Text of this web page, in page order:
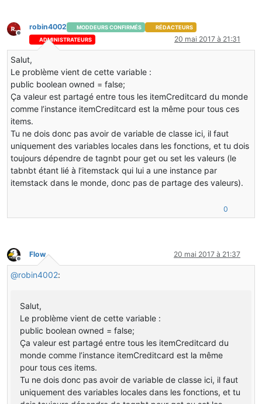
import net.minecraft.util.SoundCategory;
import net.minecraft.util.math.BlockPos;
import net.minecraft.util.math.RayTraceResult;
import net.minecraft.util.text.Style;
import
net.minecraft.util.text.TextComponentString;
net.minecraft.world.World;
import
import net.minecraftforge.event.world.BlockEvent;
import net.minecraftforge.fml.relauncher.SideOnly;
public class itemCreditcard extends
public itemCreditcard()
this.setCreativeTab(CreativeTabs.MATERIALS);
}
@Override
public ActionResult
{
if (player.isSneaking()) //If player is sneaking.
{
if (!world.isRemote)
ItemStack card = player.getHeldItem(hand); //Creating
Hors-ligne
robin4002 MODDEURS CONFIRMÉS
RÉDACTEURS
ADMINISTRATEURS
20 mai 2017 à 21:31
Salut,
Le problème vient de cette variable :
public boolean owned = false;
Ça valeur est partagé entre tous les itemCreditcard du monde
comme l’instance itemCreditcard est la même pour tous ces
items.
Tu ne dois donc pas avoir de variable de classe ici, il faut
uniquement des variables locales dans les fonctions, et tu dois
toujours dépendre de tagnbt pour get ou set les valeurs (le
tabnbt étant lié à l’itemstack qui lui a une instance par
itemstack dans le monde, donc pas de partage des valeurs).
0
Hors-ligne
Flow 20 mai 2017 à 21:37
@robin4002:
Salut,
Le problème vient de cette variable :
public boolean owned = false;
Ça valeur est partagé entre tous les itemCreditcard du
monde comme l’instance itemCreditcard est la même
pour tous ces items.
Tu ne dois donc pas avoir de variable de classe ici, il faut
uniquement des variables locales dans les fonctions, et tu